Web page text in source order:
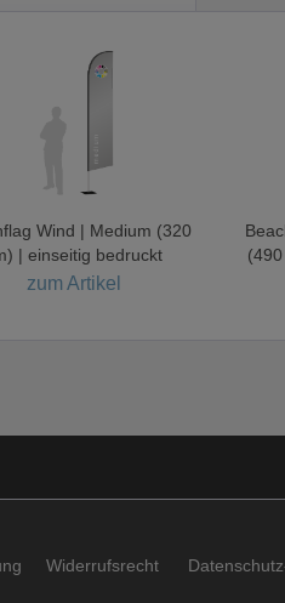
Wind | Medium (320
| einseitig bedruckt
zum Artikel
Widerrufsrecht